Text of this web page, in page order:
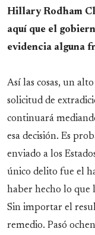
Hillary Rodham
aquí que el
evidencia alguna
Así las cosas, un
solicitud de
continuará
esa decisión. Es
enviado a los
único delito fue el
haber hecho lo que
Sin importar el
remedio. Pasó